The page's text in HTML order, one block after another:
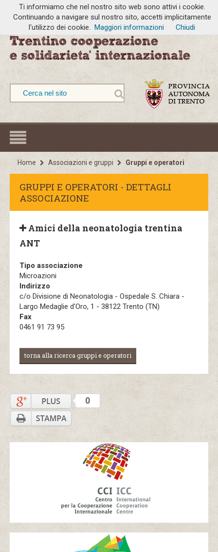
Home Associazioni e gruppi Gruppi e operatori
GRUPPI E OPERATORI - DETTAGLI
ASSOCIAZIONE
Amici della neonatologia trentina
ANT
Tipo associazione
Microazioni
Indirizzo
c/o Divisione di Neonatologia - Ospedale S. Chiara -
Largo Medaglie d'Oro, 1 - 38122 Trento (TN)
Fax
0461 91 73 95
torna alla ricerca gruppi e operatori
0
Ti informiamo che nel nostro sito web sono attivi i cookie.
Continuando a navigare sul nostro sito, accetti implicitamente
l'utilizzo dei cookie. Maggiori informazioni Chiudi